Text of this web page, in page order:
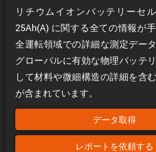
リチウムイオンバッテリーセ
25Ah(A) に関する全ての情報が手
全運転領域での詳細な測定デー
グローバルに有効な物理バッテ
して材料や微細構造の詳細を含
が含まれています。
データ取得
レポートを依頼する